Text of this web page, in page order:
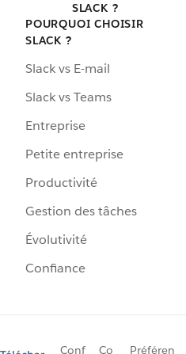
SLACK ?
POURQUOI CHOISIR
SLACK ?
Slack vs E-mail
Slack vs Teams
Entreprise
Petite entreprise
Productivité
Gestion des tâches
Évolutivité
Confiance
Conf Co Préféren